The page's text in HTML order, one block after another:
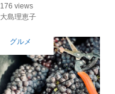
176 views
大島理恵子
グルメ